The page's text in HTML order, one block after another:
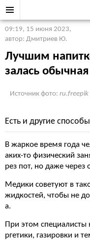
09:19, 15 июня 2023,
автор: Дмитриев Ю.
Лучшим
залась
Источник фото: ru.freepik
Есть и другие
В жаркое время года
аких-то физический
рез пот, но даже через
Медики советуют в
жидкостей, чтобы не
а.
При этом специалисты
ргетики, газировки и